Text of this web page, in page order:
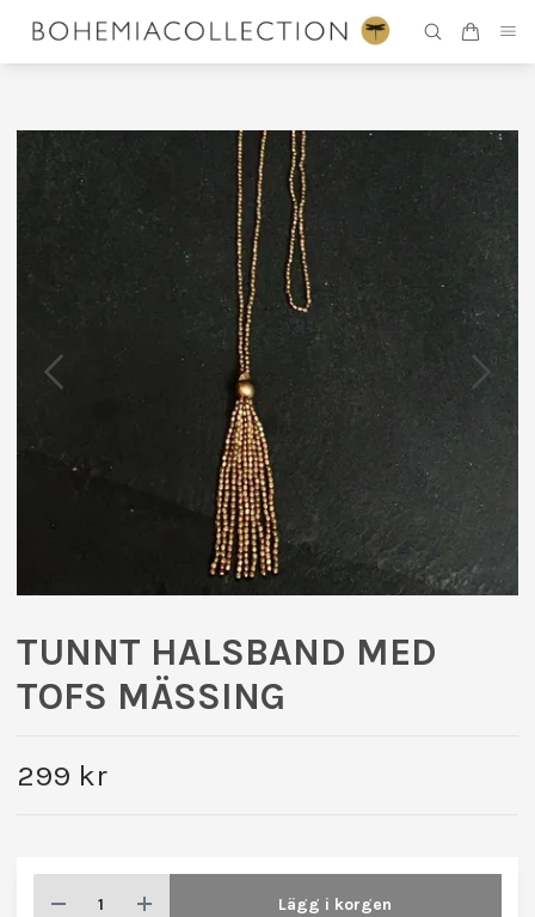
TUNNT HALSBAND MED
TOFS MÄSSING
299 kr
Lägg i korgen